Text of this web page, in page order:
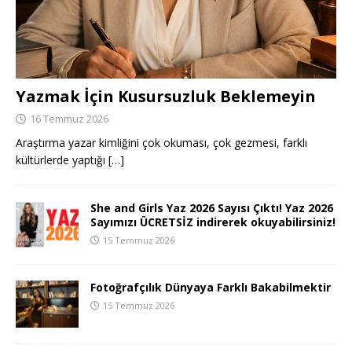
Yazmak İçin Kusursuzluk Beklemeyin
16 Temmuz 2026
Araştırma yazar kimliğini çok okuması, çok gezmesi, farklı
kültürlerde yaptığı […]
She and Girls Yaz 2026 Sayısı Çıktı! Yaz 2026
Sayımızı ÜCRETSİZ indirerek okuyabilirsiniz!
15 Temmuz 2026
Fotoğrafçılık Dünyaya Farklı Bakabilmektir
15 Temmuz 2026